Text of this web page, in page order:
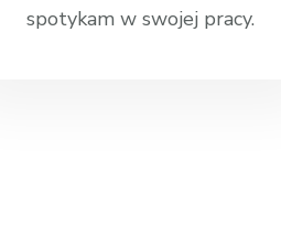
spotykam w swojej pracy.